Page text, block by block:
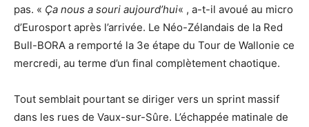
pas. « Ça nous a souri aujourd’hui« , a-t-il avoué au micro
d’Eurosport après l’arrivée. Le Néo-Zélandais de la Red
Bull-BORA a remporté la 3e étape du Tour de Wallonie ce
mercredi, au terme d’un final complètement chaotique.
Tout semblait pourtant se diriger vers un sprint massif
dans les rues de Vaux-sur-Sûre. L’échappée matinale de